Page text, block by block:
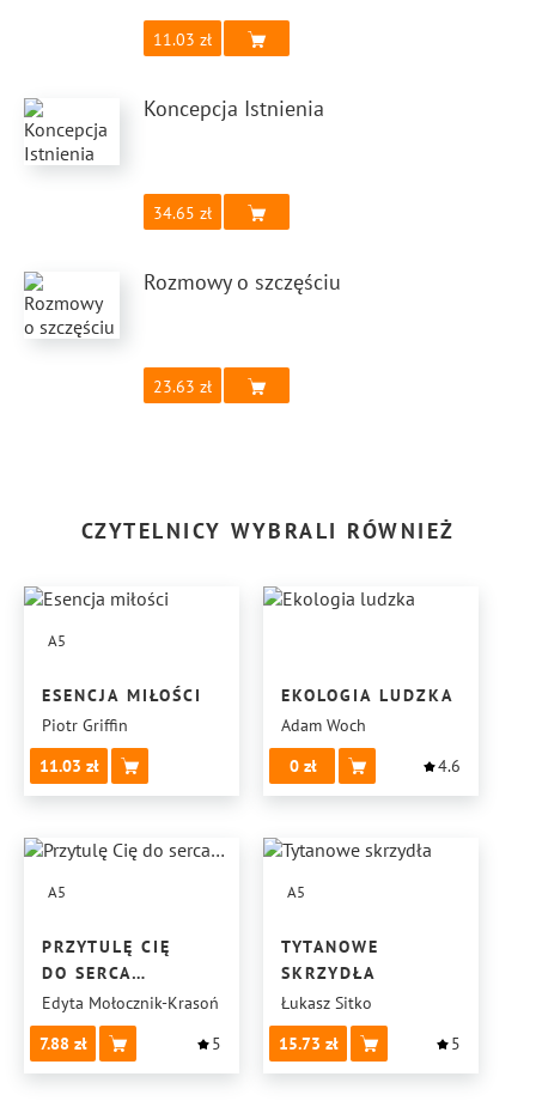
11.03
Koncepcja Istnienia
34.65
Rozmowy o szczęściu
23.63
CZYTELNICY WYBRALI RÓWNIEŻ
A5
ESENCJA MIŁOŚCI
Piotr Griffin
11.03
EKOLOGIA LUDZKA
Adam Woch
0
4.6
A5
PRZYTULĘ CIĘ
DO SERCA…
Edyta Mołocznik-Krasoń
7.88
5
A5
TYTANOWE
SKRZYDŁA
Łukasz Sitko
15.73
5